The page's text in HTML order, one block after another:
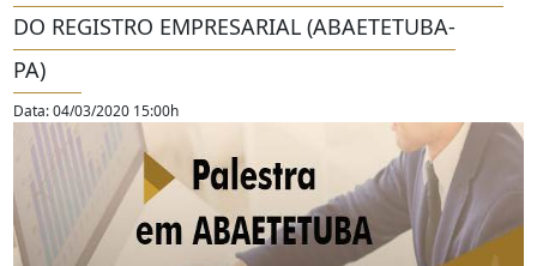
DO REGISTRO EMPRESARIAL (ABAETETUBA-
PA)
Data: 04/03/2020 15:00h